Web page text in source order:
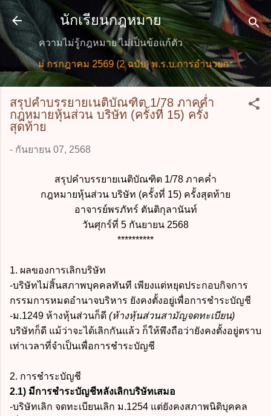
ข้ามไปที่เนื้อหาหลัก
นักเรียนกฎหมาย
ความไม่รู้กฎหมาย ไม่เป็นข้อแก้ตัว
หม่ กรกฎาคม 2569 (2 ฉบับ) พ.ร.บ.การอำนวยการความสะดว
สรุปคำบรรยายเนติบัณฑิต 1/78 ภาคค่ำ
กฎหมายหุ้นส่วน บริษัท (ครั้งที่ 15) ครั้ง
สุดท้าย
- กันยายน 07, 2568
สรุปคำบรรยายเนติบัณฑิต 1/78 ภาคค่ำ
กฎหมายหุ้นส่วน บริษัท (ครั้งที่ 15) ครั้งสุดท้าย
อาจารย์พรภัทร์ ตันติกุลานันท์
วันศุกร์ที่ 5 กันยายน 2568
**********
1. ผลของการเลิกบริษัท
-บริษัทไม่สิ้นสภาพบุคคลทันที เพียงแต่หยุดประกอบกิจการ
กรรมการหมดอำนาจบริหาร ยังคงตั้งอยู่เพื่อการชำระบัญชี
-ม.1249 ห้างหุ้นส่วนก็ดี (ห้างหุ้นส่วนสามัญจดทะเบียน)
บริษัทก็ดี แม้ว่าจะได้เลิกกันแล้ว ก็ให้พึงถือว่ายังคงตั้งอยู่ตราบ
เท่าเวลาที่จำเป็นเพื่อการชำระบัญชี
2. การชำระบัญชี
2.1) มีการชำระบัญชีหลังเลิกบริษัทเสมอ
-บริษัทเลิก จดทะเบียนเลิก ม.1254 แต่ยังคงสภาพนิติบุคคล